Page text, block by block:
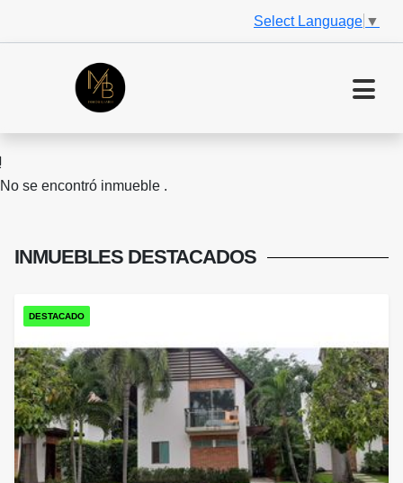
Select Language ▼
No se encontró inmueble .
INMUEBLES DESTACADOS
DESTACADO